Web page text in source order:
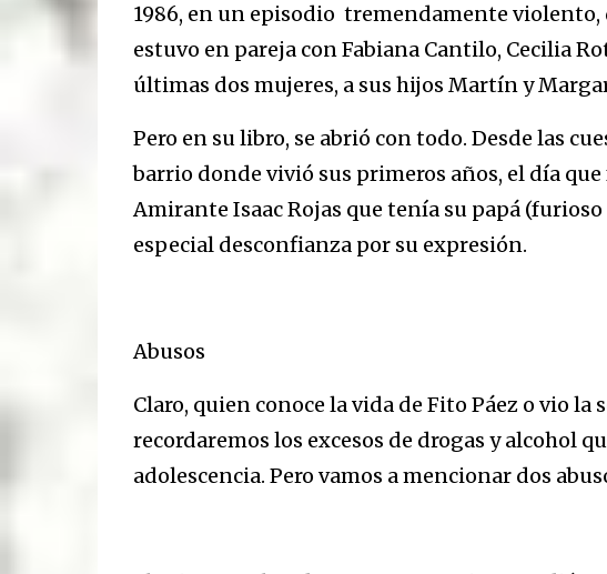
1986, en un episodio tremendamente violento,
estuvo en pareja con Fabiana Cantilo, Cecilia
últimas dos mujeres, a sus hijos Martín y
Pero en su libro, se abrió con todo. Desde las
barrio donde vivió sus primeros años, el día
Amirante Isaac Rojas que tenía su papá
especial desconfianza por su expresión.
Abusos
Claro, quien conoce la vida de Fito Páez o vio la
recordaremos los excesos de drogas y alcohol
adolescencia. Pero vamos a mencionar dos